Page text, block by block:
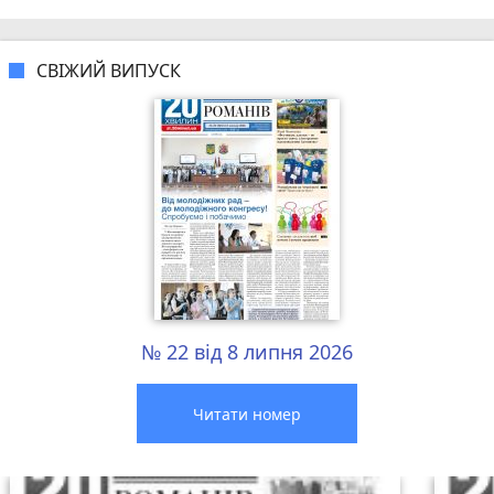
СВІЖИЙ ВИПУСК
№ 22 від 8 липня 2026
Читати номер